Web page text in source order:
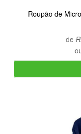
Roupão de
de